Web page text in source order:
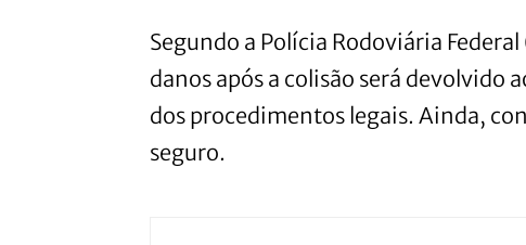
Segundo a Polícia Rodoviária
danos após a colisão será
dos procedimentos legais. Ainda,
seguro.